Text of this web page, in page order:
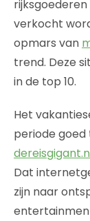
verkocht
opmars van
trend. Deze
in de top 10.
Het
periode goed
Dat
zijn naar